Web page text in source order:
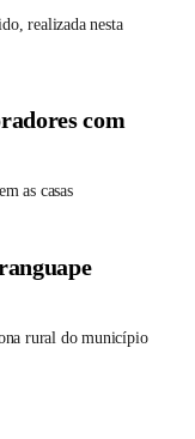
realizada nesta
com
as casas
rural do município